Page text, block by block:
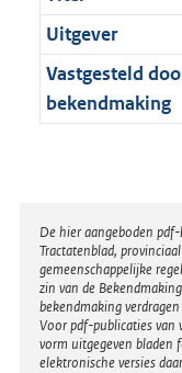
Uitgever
Vastgesteld
bekendmaking
Disclaimer
De hier aangeboden
Tractatenblad,
gemeenschappelijke
zin van de
bekendmaking
Voor pdf-publicaties van
vorm uitgegeven bladen
elektronische versies